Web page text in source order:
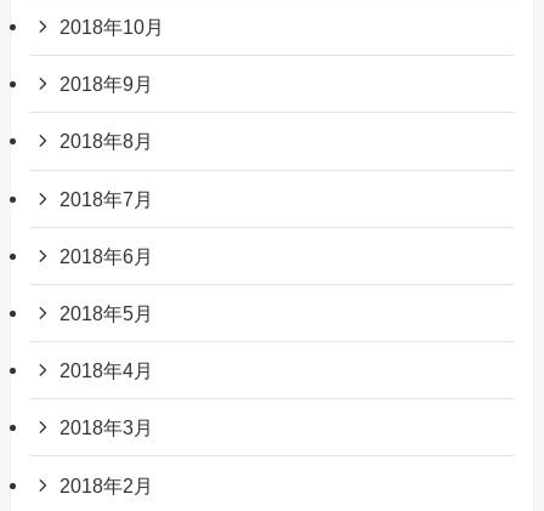
2018年10月
2018年9月
2018年8月
2018年7月
2018年6月
2018年5月
2018年4月
2018年3月
2018年2月